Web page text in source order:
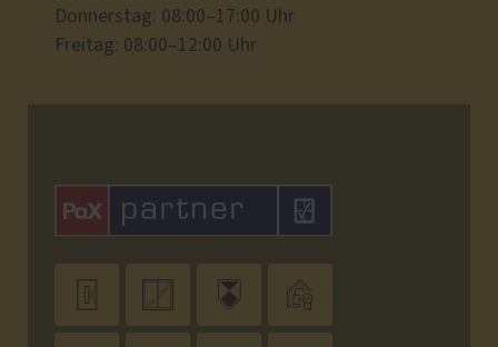
Donnerstag: 08:00–17:00 Uhr
Freitag: 08:00–12:00 Uhr
  